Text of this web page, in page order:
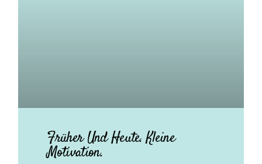
Früher Und Heute. Kleine
Motivation.